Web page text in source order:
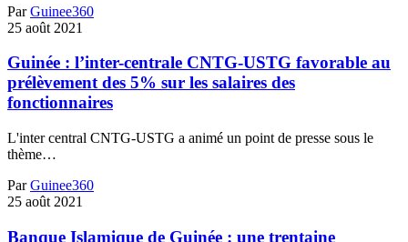
Par Guinee360
25 août 2021
Guinée : l’inter-centrale CNTG-USTG favorable au
prélèvement des 5% sur les salaires des
fonctionnaires
L'inter central CNTG-USTG a animé un point de presse sous le
thème…
Par Guinee360
25 août 2021
Banque Islamique de Guinée : une trentaine